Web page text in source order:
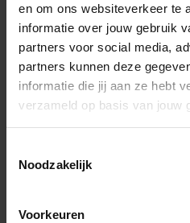
en om ons websiteverkeer te
informatie over jouw gebruik
partners voor social media,
partners kunnen deze
informatie die jij aan ze hebt
verzameld op basis van jouw
Noodzakelijk
Voorkeuren
hun fiets veilig en
In